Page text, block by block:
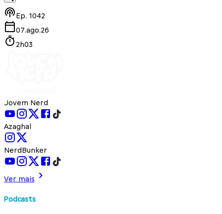
Ep. 1042
07.ago.26
2h03
Jovem Nerd
Azaghal
NerdBunker
Ver mais
Podcasts